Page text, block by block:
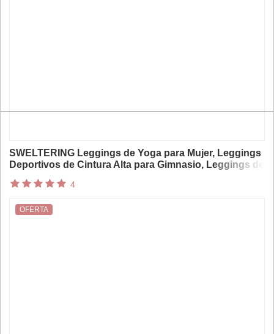
SWELTERING Leggings de Yoga para Mujer, Leggings
Deportivos de Cintura Alta para Gimnasio, Leggings de
Ajustados para Entrenamiento y Running
4
OFERTA